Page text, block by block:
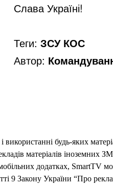
Слава Україні!
Теги: ЗСУ КОС
Автор:
використанні будь-яких
матеріалів іноземних
додатках, SmartTV
9 Закону України “Про